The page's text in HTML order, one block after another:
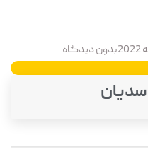
بدون دیدگاه